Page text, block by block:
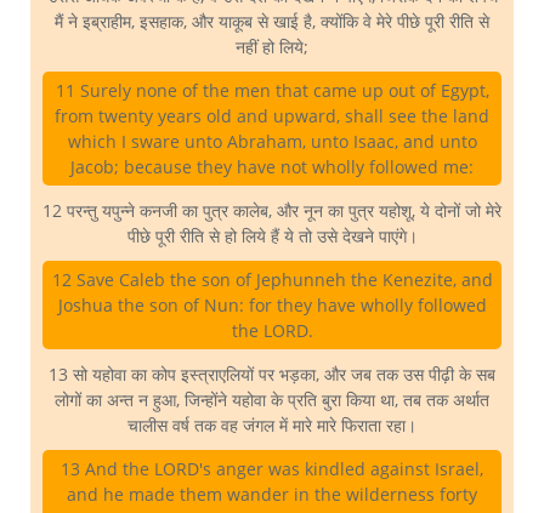
मैं ने इब्राहीम, इसहाक, और याकूब से खाई है, क्योंकि वे मेरे पीछे पूरी रीति से
नहीं हो लिये;
11 Surely none of the men that came up out of Egypt,
from twenty years old and upward, shall see the land
which I sware unto Abraham, unto Isaac, and unto
Jacob; because they have not wholly followed me:
12 परन्तु यपुन्ने कनजी का पुत्र कालेब, और नून का पुत्र यहोशू, ये दोनों जो मेरे
पीछे पूरी रीति से हो लिये हैं ये तो उसे देखने पाएंगे।
12 Save Caleb the son of Jephunneh the Kenezite, and
Joshua the son of Nun: for they have wholly followed
the LORD.
13 सो यहोवा का कोप इस्त्राएलियों पर भड़का, और जब तक उस पीढ़ी के सब
लोगों का अन्त न हुआ, जिन्होंने यहोवा के प्रति बुरा किया था, तब तक अर्थात
चालीस वर्ष तक वह जंगल में मारे मारे फिराता रहा।
13 And the LORD's anger was kindled against Israel,
and he made them wander in the wilderness forty